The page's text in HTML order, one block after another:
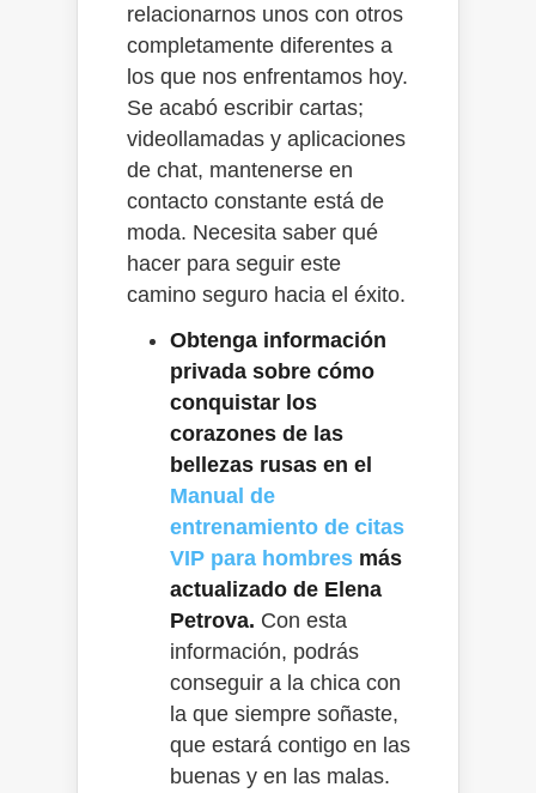
relacionarnos unos con otros
completamente diferentes a
los que nos enfrentamos hoy.
Se acabó escribir cartas;
videollamadas y aplicaciones
de chat, mantenerse en
contacto constante está de
moda. Necesita saber qué
hacer para seguir este
camino seguro hacia el éxito.
Obtenga información
privada sobre cómo
conquistar los
corazones de las
bellezas rusas en el
Manual de
entrenamiento de citas
VIP para hombres más
actualizado de Elena
Petrova. Con esta
información, podrás
conseguir a la chica con
la que siempre soñaste,
que estará contigo en las
buenas y en las malas.